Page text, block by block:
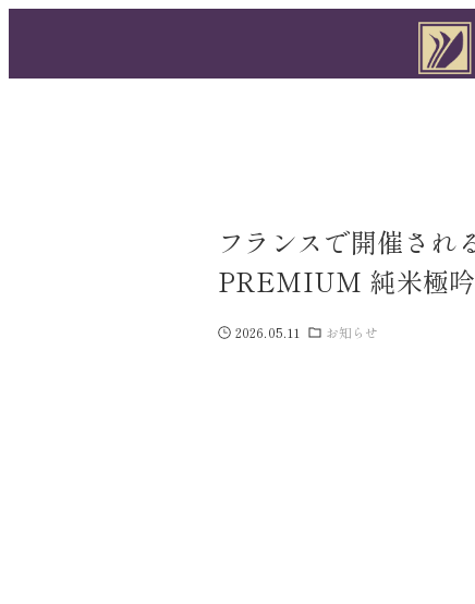
フランスで開催さ
PREMIUM 純米極吟
2026.05.11 お知らせ